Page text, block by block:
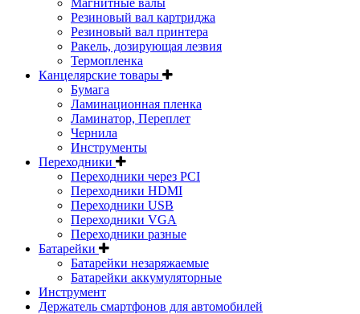
Резиновый вал картриджа
Резиновый вал принтера
Ракель, дозирующая лезвия
Термопленка
Канцелярские товары
Бумага
Ламинационная пленка
Ламинатор, Переплет
Чернила
Инструменты
Переходники
Переходники через PCI
Переходники HDMI
Переходники USB
Переходники VGA
Переходники разные
Батарейки
Батарейки незаряжаемые
Батарейки аккумуляторные
Инструмент
Держатель смартфонов для автомобилей